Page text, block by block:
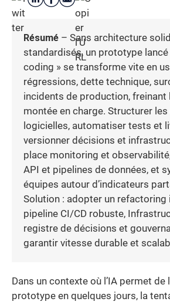
Résumé – Sans architecture
standardisés, un prototype lancé
coding » se transforme vite en
régressions, dette technique,
incidents de production, freinant
montée en charge. Structurer
logicielles, automatiser tests et
versionner décisions et
place monitoring et
API et pipelines de données, et
équipes autour d’indicateurs
Solution : adopter un refactoring
pipeline CI/CD robuste,
registre de décisions et
garantir vitesse durable et
Dans un contexte où l’IA permet de
prototype en quelques jours, la